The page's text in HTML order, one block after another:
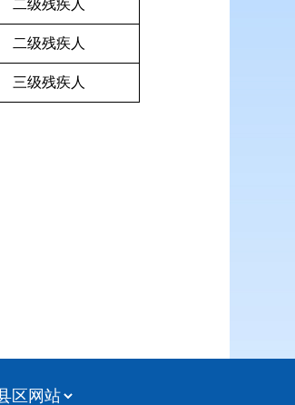
二级残疾人
二级残疾人
三级残疾人